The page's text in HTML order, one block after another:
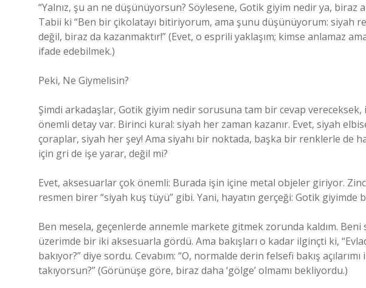
“Yalnız, şu an ne düşünüyorsun? Söylesene, Gotik giyim nedir ya, biraz
Tabii ki “Ben bir çikolatayı bitiriyorum, ama şunu düşünüyorum: siyah
değil, biraz da kazanmaktır!” (Evet, o esprili yaklaşım; kimse anlamaz
ifade edebilmek.)
Peki, Ne Giymelisin?
Şimdi arkadaşlar, Gotik giyim nedir sorusuna tam bir cevap
önemli detay var. Birinci kural: siyah her zaman kazanır. Evet, siyah
çoraplar, siyah her şey! Ama siyahı bir noktada, başka bir renklerle de
için gri de işe yarar, değil mi?
Evet, aksesuarlar çok önemli: Burada işin içine metal objeler giriyor.
resmen birer “siyah kuş tüyü” gibi. Yani, hayatın gerçeği: Gotik giyimde
Ben mesela, geçenlerde annemle markete gitmek zorunda kaldım.
üzerimde bir iki aksesuarla gördü. Ama bakışları o kadar ilginçti ki,
bakıyor?” diye sordu. Cevabım: “O, normalde derin felsefi bakış
takıyorsun?” (Görünüşe göre, biraz daha ‘gölge’ olmamı bekliyordu.)